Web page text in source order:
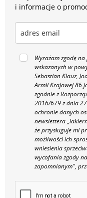
i informacje o
Wyrażam zgodę
wskazanych w
Sebastian Klauz,
Armii Krajowej 86
zgodnie z
2016/679 z dnia
ochronie danych
newslettera
że przysługuje mi
możliwości ich
wniesienia
wycofania zgody
zapomnianym",